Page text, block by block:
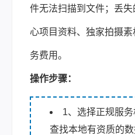
件无法扫描到文件；丢
心项目资料、独家拍摄
务费用。
操作步骤：
1、选择正规服
查找本地有资质的